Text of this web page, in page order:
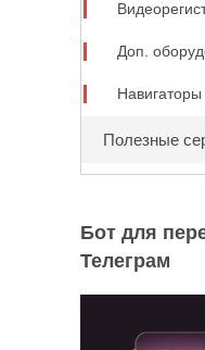
Доп.
Навигаторы
Полезные
Бот для
Телеграм